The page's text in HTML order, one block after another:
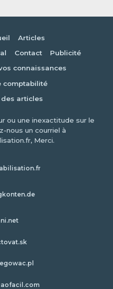
Articles
Contact
Publicité
connaissances
comptabilité
articles
ou une inexactitude sur le
nous un courriel à
Merci.